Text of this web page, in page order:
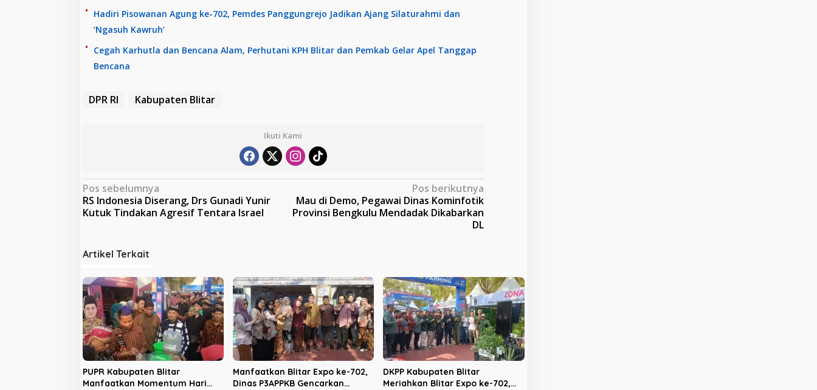
Hadiri Pisowanan Agung ke-702, Pemdes Panggungrejo Jadikan Ajang Silaturahmi dan
‘Ngasuh Kawruh’
Cegah Karhutla dan Bencana Alam, Perhutani KPH Blitar dan Pemkab Gelar Apel Tanggap
Bencana
DPR RI Kabupaten Blitar
Ikuti Kami
N
a
g
a
s
i
p
o
s
Pos sebelumnya
RS Indonesia Diserang, Drs Gunadi Yunir
Kutuk Tindakan Agresif Tentara Israel
Pos berikutnya
Mau di Demo, Pegawai Dinas Kominfotik
Provinsi Bengkulu Mendadak Dikabarkan
DL
Artikel Terkait
PUPR Kabupaten Blitar
Manfaatkan Momentum Hari
Manfaatkan Blitar Expo ke-702,
Dinas P3APPKB Gencarkan
DKPP Kabupaten Blitar
Meriahkan Blitar Expo ke-702,